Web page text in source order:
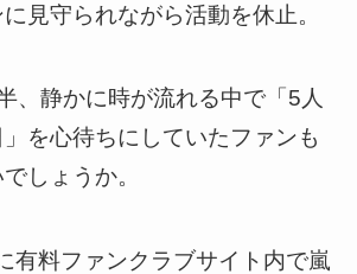
見守られながら活動を休止。
、静かに時が流れる中で「5人
を心待ちにしていたファンも
しょうか。
有料ファンクラブサイト内で嵐